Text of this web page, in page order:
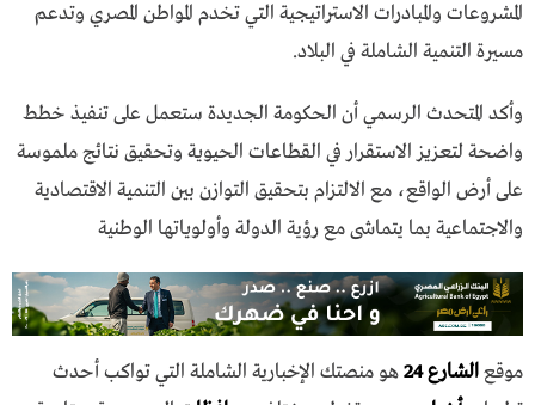
المشروعات والمبادرات الاستراتيجية التي تخدم المواطن المصري وتدعم
مسيرة التنمية الشاملة في البلاد.
وأكد المتحدث الرسمي أن الحكومة الجديدة ستعمل على تنفيذ خطط
واضحة لتعزيز الاستقرار في القطاعات الحيوية وتحقيق نتائج ملموسة
على أرض الواقع، مع الالتزام بتحقيق التوازن بين التنمية الاقتصادية
والاجتماعية بما يتماشى مع رؤية الدولة وأولوياتها الوطنية
موقعالشارع 24
هو منصتك الإخبارية الشاملة التي تواكب أحدث